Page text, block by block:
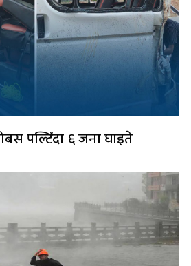
पल्टिँदा ६ जना घाइते